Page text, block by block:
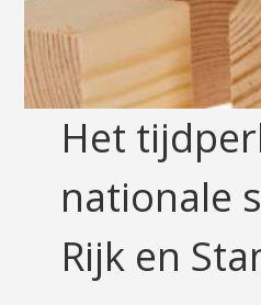
Het
nationale
Rijk en